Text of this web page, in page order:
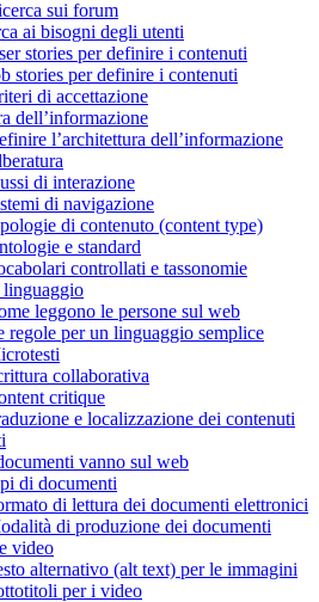
sui forum
ai bisogni degli utenti
stories per definire i contenuti
stories per definire i contenuti
di accettazione
dell’informazione
l’architettura dell’informazione
di interazione
di navigazione
di contenuto (content type)
e standard
controllati e tassonomie
linguaggio
leggono le persone sul web
regole per un linguaggio semplice
collaborativa
critique
e localizzazione dei contenuti
vanno sul web
di documenti
di lettura dei documenti elettronici
di produzione dei documenti
video
alternativo (alt text) per le immagini
per i video